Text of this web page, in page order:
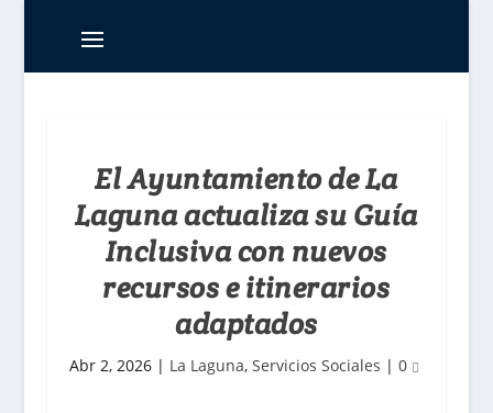
El Ayuntamiento de La
Laguna actualiza su Guía
Inclusiva con nuevos
recursos e itinerarios
adaptados
Abr 2, 2026| La Laguna, Servicios Sociales | 0